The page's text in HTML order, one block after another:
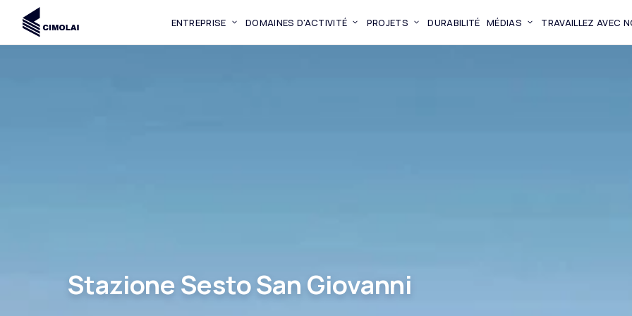
ENTREPRISE DOMAINES D'ACTIVITÉ PROJETS DURABILITÉ MÉDIAS TRAVAILLEZ AVEC
Stazione Sesto San Giovanni